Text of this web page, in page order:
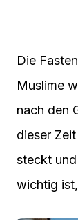
Die
Muslime
nach den
dieser
steckt
wichtig